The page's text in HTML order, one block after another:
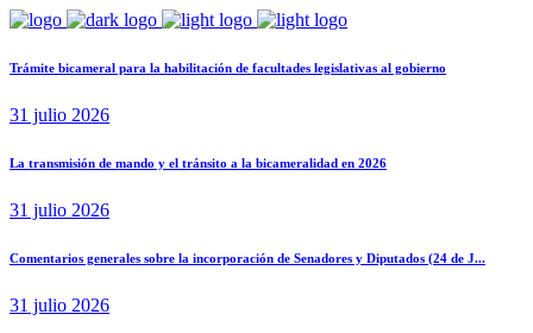
Trámite bicameral para la habilitación de facultades legislativas al gobierno
31 julio 2026
La transmisión de mando y el tránsito a la bicameralidad en 2026
31 julio 2026
Comentarios generales sobre la incorporación de Senadores y Diputados (24 de J...
31 julio 2026